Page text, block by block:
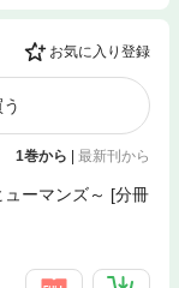
お気に入り登録
1巻から 最新刊から
ーマンズ～ [分冊